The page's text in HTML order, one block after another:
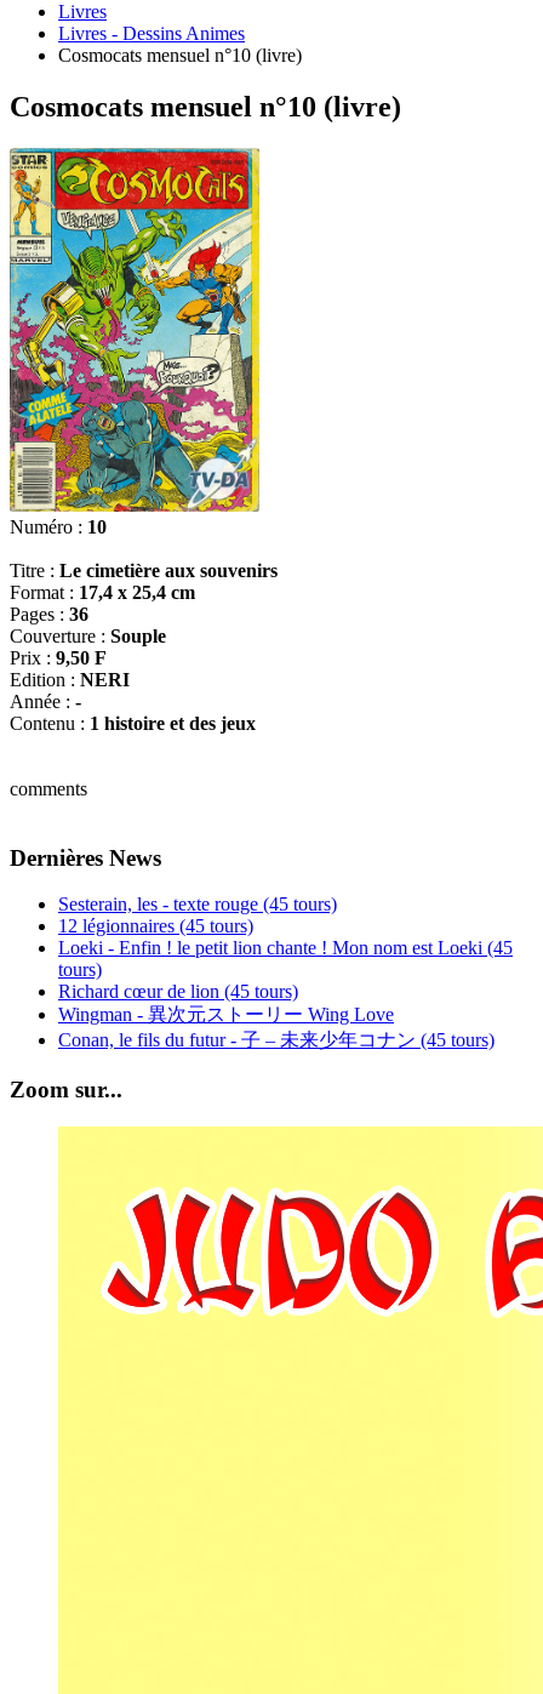
Livres
Livres - Dessins Animes
Cosmocats mensuel n°10 (livre)
Cosmocats mensuel n°10 (livre)
Numéro : 10
Titre : Le cimetière aux souvenirs
Format : 17,4 x 25,4 cm
Pages : 36
Couverture : Souple
Prix : 9,50 F
Edition : NERI
Année : -
Contenu : 1 histoire et des jeux
comments
Dernières News
Sesterain, les - texte rouge (45 tours)
12 légionnaires (45 tours)
Loeki - Enfin ! le petit lion chante ! Mon nom est Loeki (45
tours)
Richard cœur de lion (45 tours)
Wingman - 異次元ストーリー Wing Love
Conan, le fils du futur - 子 – 未来少年コナン (45 tours)
Zoom sur...